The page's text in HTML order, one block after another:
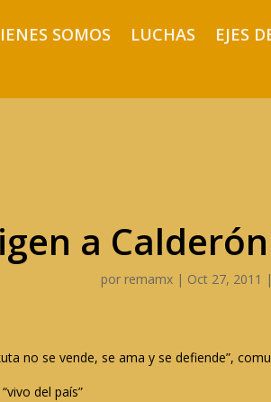
SOMOS LUCHAS EJES
a
por remamx| Oct 27, 2011 |
no se vende, se ama y se defiende”,
del país”